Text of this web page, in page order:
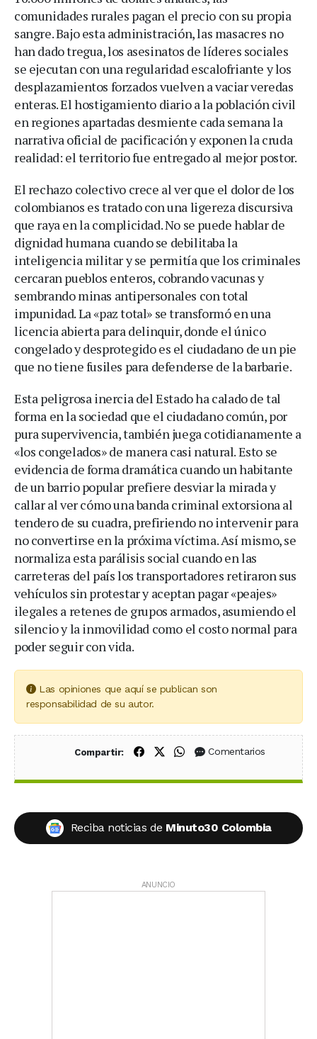
comunidades rurales pagan el precio con su propia
sangre. Bajo esta administración, las masacres no
han dado tregua, los asesinatos de líderes sociales
se ejecutan con una regularidad escalofriante y los
desplazamientos forzados vuelven a vaciar veredas
enteras. El hostigamiento diario a la población civil
en regiones apartadas desmiente cada semana la
narrativa oficial de pacificación y exponen la cruda
realidad: el territorio fue entregado al mejor postor.
El rechazo colectivo crece al ver que el dolor de los
colombianos es tratado con una ligereza discursiva
que raya en la complicidad. No se puede hablar de
dignidad humana cuando se debilitaba la
inteligencia militar y se permitía que los criminales
cercaran pueblos enteros, cobrando vacunas y
sembrando minas antipersonales con total
impunidad. La «paz total» se transformó en una
licencia abierta para delinquir, donde el único
congelado y desprotegido es el ciudadano de un pie
que no tiene fusiles para defenderse de la barbarie.
Esta peligrosa inercia del Estado ha calado de tal
forma en la sociedad que el ciudadano común, por
pura supervivencia, también juega cotidianamente a
«los congelados» de manera casi natural. Esto se
evidencia de forma dramática cuando un habitante
de un barrio popular prefiere desviar la mirada y
callar al ver cómo una banda criminal extorsiona al
tendero de su cuadra, prefiriendo no intervenir para
no convertirse en la próxima víctima. Así mismo, se
normaliza esta parálisis social cuando en las
carreteras del país los transportadores retiraron sus
vehículos sin protestar y aceptan pagar «peajes»
ilegales a retenes de grupos armados, asumiendo el
silencio y la inmovilidad como el costo normal para
poder seguir con vida.
Las opiniones que aquí se publican son
responsabilidad de su autor.
Compartir: Compartir en Facebook
Compartir en X (Twitter)
Compartir en WhatsApp
Comentarios
Reciba noticias de Minuto30 Colombia
ANUNCIO